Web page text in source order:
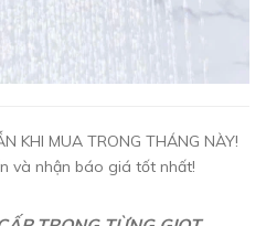
KHI MUA TRONG THÁNG NÀY!
và nhận báo giá tốt nhất!